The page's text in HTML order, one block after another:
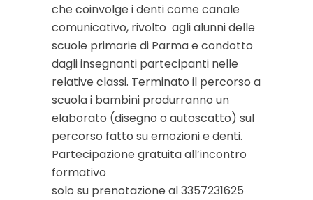
che coinvolge i denti come canale
comunicativo, rivolto agli alunni delle
scuole primarie di Parma e condotto
dagli insegnanti partecipanti nelle
relative classi. Terminato il percorso a
scuola i bambini produrranno un
elaborato (disegno o autoscatto) sul
percorso fatto su emozioni e denti.
Partecipazione gratuita all’incontro
formativo
solo su prenotazione al 3357231625